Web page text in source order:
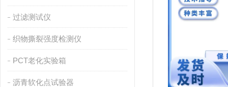
过滤测试仪
织物撕裂强度检测仪
PCT老化实验箱
沥青软化点试验器